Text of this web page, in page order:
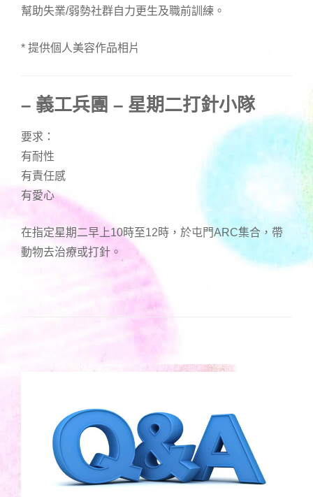
幫助失業/弱勢社群自力更生及職前訓練。
* 提供個人美容作品相片
– 義工兵團 – 星期二打針小隊
要求：
有耐性
有責任感
有愛心
在指定星期二早上10時至12時，於屯門ARC集合，帶
動物去治療或打針。